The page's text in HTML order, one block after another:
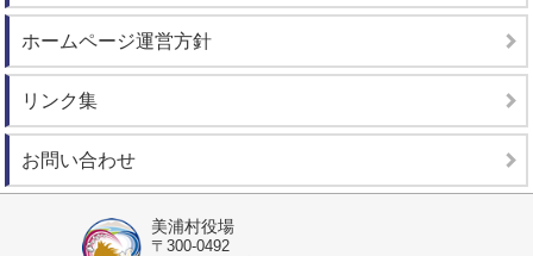
ホームページ運営方針
リンク集
お問い合わせ
美浦村役場
〒300-0492